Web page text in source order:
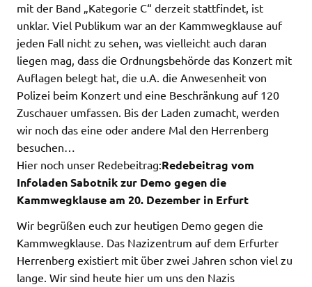
mit der Band „Kategorie C“ derzeit stattfindet, ist
unklar. Viel Publikum war an der Kammwegklause auf
jeden Fall nicht zu sehen, was vielleicht auch daran
liegen mag, dass die Ordnungsbehörde das Konzert mit
Auflagen belegt hat, die u.A. die Anwesenheit von
Polizei beim Konzert und eine Beschränkung auf 120
Zuschauer umfassen. Bis der Laden zumacht, werden
wir noch das eine oder andere Mal den Herrenberg
besuchen…
Hier noch unser Redebeitrag:Redebeitrag vom
Infoladen Sabotnik zur Demo gegen die
Kammwegklause am 20. Dezember in Erfurt
Wir begrüßen euch zur heutigen Demo gegen die
Kammwegklause. Das Nazizentrum auf dem Erfurter
Herrenberg existiert mit über zwei Jahren schon viel zu
lange. Wir sind heute hier um uns den Nazis